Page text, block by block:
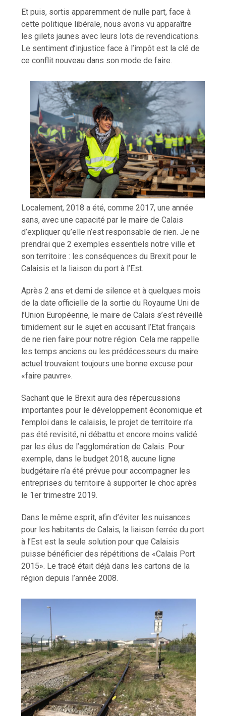
Et puis, sortis apparemment de nulle part, face à
cette politique libérale, nous avons vu apparaître
les gilets jaunes avec leurs lots de revendications.
Le sentiment d’injustice face à l’impôt est la clé de
ce conflit nouveau dans son mode de faire.
Localement, 2018 a été, comme 2017, une année
sans, avec une capacité par le maire de Calais
d’expliquer qu’elle n’est responsable de rien. Je ne
prendrai que 2 exemples essentiels notre ville et
son territoire : les conséquences du Brexit pour le
Calaisis et la liaison du port à l’Est.
Après 2 ans et demi de silence et à quelques mois
de la date officielle de la sortie du Royaume Uni de
l’Union Européenne, le maire de Calais s’est réveillé
timidement sur le sujet en accusant l’Etat français
de ne rien faire pour notre région. Cela me rappelle
les temps anciens ou les prédécesseurs du maire
actuel trouvaient toujours une bonne excuse pour
«faire pauvre».
Sachant que le Brexit aura des répercussions
importantes pour le développement économique et
l’emploi dans le calaisis, le projet de territoire n’a
pas été revisité, ni débattu et encore moins validé
par les élus de l’agglomération de Calais. Pour
exemple, dans le budget 2018, aucune ligne
budgétaire n’a été prévue pour accompagner les
entreprises du territoire à supporter le choc après
le 1er trimestre 2019.
Dans le même esprit, afin d’éviter les nuisances
pour les habitants de Calais, la liaison ferrée du port
à l’Est est la seule solution pour que Calaisis
puisse bénéficier des répétitions de «Calais Port
2015». Le tracé était déjà dans les cartons de la
région depuis l’année 2008.